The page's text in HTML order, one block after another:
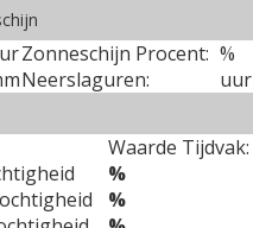
Zonneschijn Procent: %
Neerslaguren: uur
Waarde Tijdvak:
%
%